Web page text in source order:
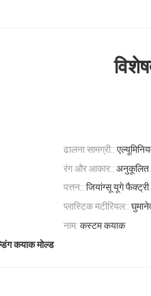
ढालना सामग्री::
रंग और आकार:: अनुकूलित
पत्तन:: जियांग्सू यूगे फैक्ट्री
प्लास्टिक मटीरियल::
नाम: कस्टम कयाक
कयाक मोल्ड